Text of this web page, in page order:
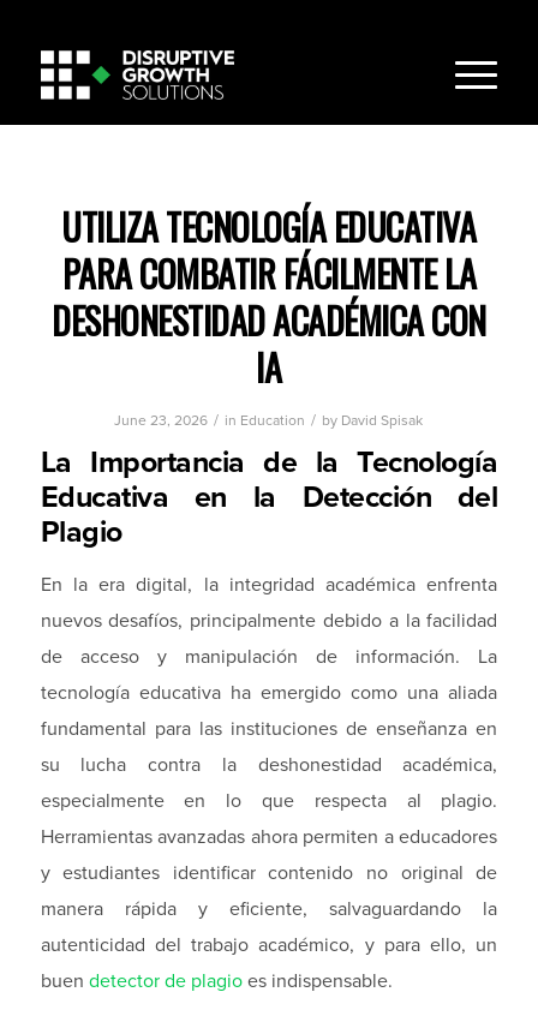
UTILIZA TECNOLOGÍA EDUCATIVA
PARA COMBATIR FÁCILMENTE LA
DESHONESTIDAD ACADÉMICA CON
IA
June 23, 2026 / in Education / by David Spisak
La Importancia de la Tecnología
Educativa en la Detección del
Plagio
En la era digital, la integridad académica enfrenta
nuevos desafíos, principalmente debido a la facilidad
de acceso y manipulación de información. La
tecnología educativa ha emergido como una aliada
fundamental para las instituciones de enseñanza en
su lucha contra la deshonestidad académica,
especialmente en lo que respecta al plagio.
Herramientas avanzadas ahora permiten a educadores
y estudiantes identificar contenido no original de
manera rápida y eficiente, salvaguardando la
autenticidad del trabajo académico, y para ello, un
buen detector de plagioes indispensable.